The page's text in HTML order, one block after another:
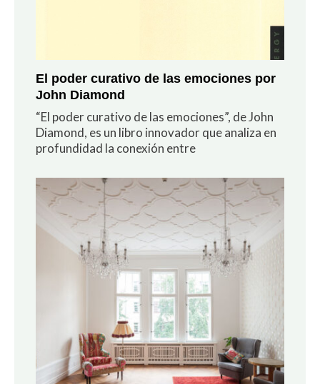
El poder curativo de las emociones por
John Diamond
“El poder curativo de las emociones”, de John
Diamond, es un libro innovador que analiza en
profundidad la conexión entre